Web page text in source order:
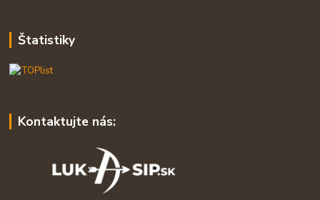
Štatistiky
Kontaktujte nás: